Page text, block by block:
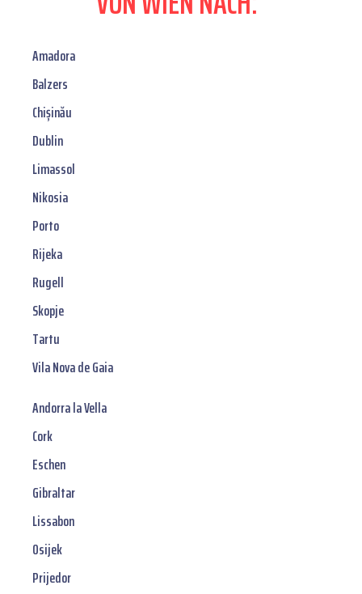
Amadora
Balzers
Chișinău
Dublin
Limassol
Nikosia
Porto
Rijeka
Rugell
Skopje
Tartu
Vila Nova de Gaia
Andorra la Vella
Cork
Eschen
Gibraltar
Lissabon
Osijek
Prijedor